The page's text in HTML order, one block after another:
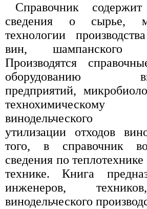
Справочник
сведения о сырье,
технологии
вин, шампанского
Производятся
оборудованию
предприятий,
винодельческого
утилизации отходов
того, в справочник
сведения по
технике. Книга
инженеров,
винодельческого